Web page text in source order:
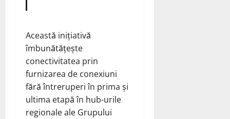
Această inițiativă
îmbunătățește
conectivitatea prin
furnizarea de conexiuni
fără întreruperi în prima și
ultima etapă în hub-urile
regionale ale Grupului